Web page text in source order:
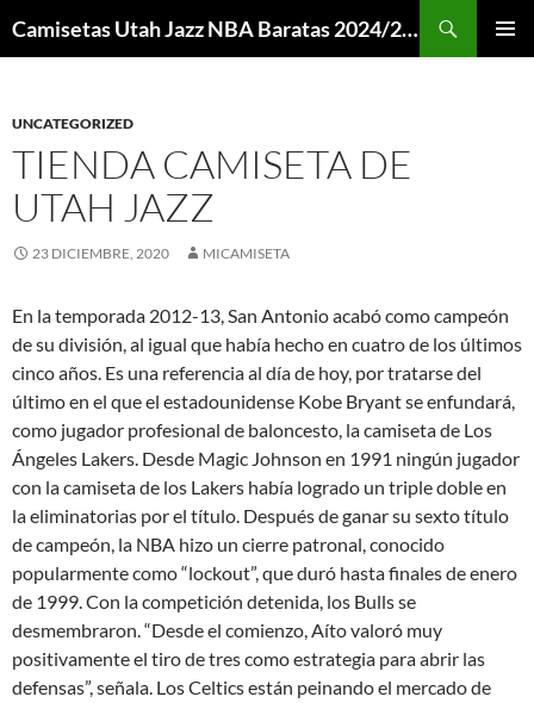
Camisetas Utah Jazz NBA Baratas 2024/2025 – Mi Camiseta NBA
UNCATEGORIZED
TIENDA CAMISETA DE
UTAH JAZZ
23 DICIEMBRE, 2020 MICAMISETA
En la temporada 2012-13, San Antonio acabó como campeón
de su división, al igual que había hecho en cuatro de los últimos
cinco años. Es una referencia al día de hoy, por tratarse del
último en el que el estadounidense Kobe Bryant se enfundará,
como jugador profesional de baloncesto, la camiseta de Los
Ángeles Lakers. Desde Magic Johnson en 1991 ningún jugador
con la camiseta de los Lakers había logrado un triple doble en
la eliminatorias por el título. Después de ganar su sexto título
de campeón, la NBA hizo un cierre patronal, conocido
popularmente como “lockout”, que duró hasta finales de enero
de 1999. Con la competición detenida, los Bulls se
desmembraron. “Desde el comienzo, Aíto valoró muy
positivamente el tiro de tres como estrategia para abrir las
defensas”, señala. Los Celtics están peinando el mercado de